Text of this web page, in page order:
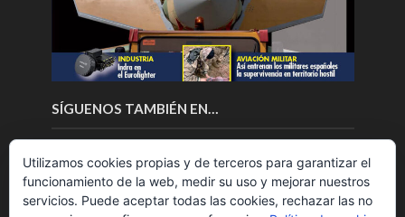
SÍGUENOS TAMBIÉN EN…
Utilizamos cookies propias y de terceros para garantizar el
funcionamiento de la web, medir su uso y mejorar nuestros
servicios. Puede aceptar todas las cookies, rechazar las no